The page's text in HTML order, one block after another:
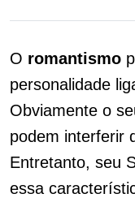
O romantismo
personalidade
Obviamente o
podem interferir
Entretanto, seu
essa